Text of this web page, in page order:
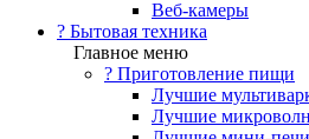
Веб-камеры
? Бытовая техника
Главное меню
? Приготовление пищи
Лучшие
Лучшие